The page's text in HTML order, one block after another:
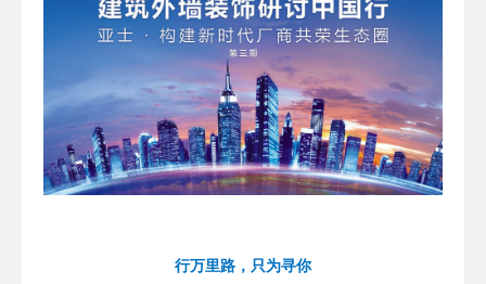
行万里路，只为寻你